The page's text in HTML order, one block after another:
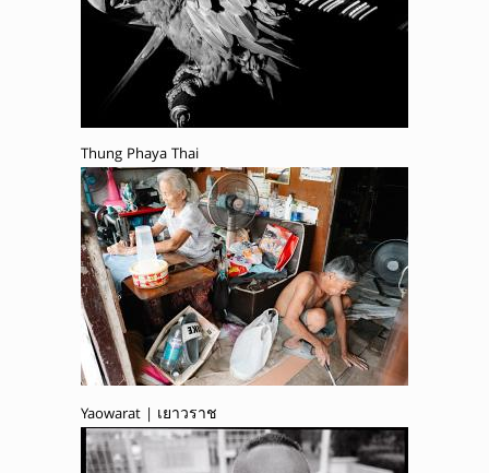
Thung Phaya Thai
Yaowarat | เยาวราช